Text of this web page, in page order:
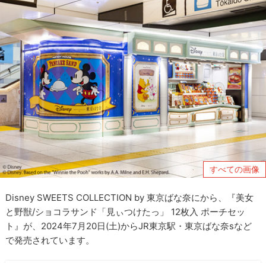
すべての画像
Disney SWEETS COLLECTION by 東京ばな奈にから、『美女
と野獣/ショコラサンド「見ぃつけたっ」 12枚入 ポーチセッ
ト』が、2024年7月20日(土)からJR東京駅・東京ばな奈sなど
で発売されています。